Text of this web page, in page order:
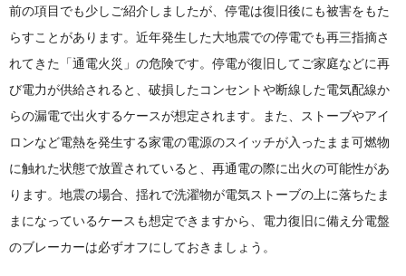
前の項目でも少しご紹介しましたが、停電は復旧後にも被害をもた
らすことがあります。近年発生した大地震での停電でも再三指摘さ
れてきた「通電火災」の危険です。停電が復旧してご家庭などに再
び電力が供給されると、破損したコンセントや断線した電気配線か
らの漏電で出火するケースが想定されます。また、ストーブやアイ
ロンなど電熱を発生する家電の電源のスイッチが入ったまま可燃物
に触れた状態で放置されていると、再通電の際に出火の可能性があ
ります。地震の場合、揺れで洗濯物が電気ストーブの上に落ちたま
まになっているケースも想定できますから、電力復旧に備え分電盤
のブレーカーは必ずオフにしておきましょう。